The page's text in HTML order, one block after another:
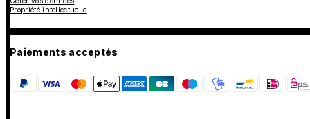
Propriété intellectuelle
Paiements acceptés